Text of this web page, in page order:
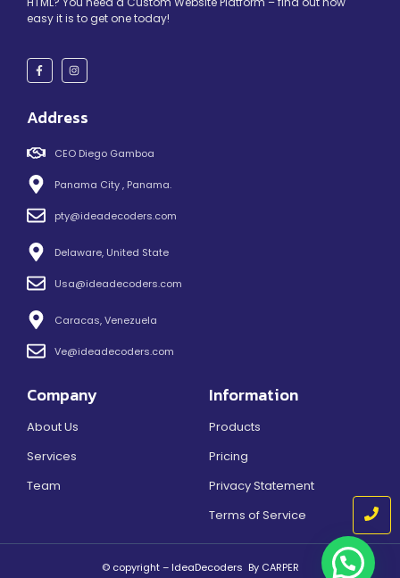
easy it is to get one today!
Address
CEO Diego Gamboa
Panama City , Panama.
pty@ideadecoders.com
Delaware, United State
Usa@ideadecoders.com
Caracas, Venezuela
Ve@ideadecoders.com
Company
About Us
Services
Team
Information
Products
Pricing
Privacy Statement
Terms of Service
© copyright – IdeaDecoders By CARPER